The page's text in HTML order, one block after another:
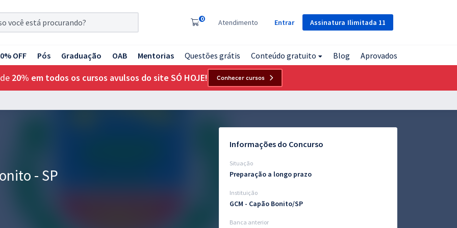
Assinatura Ilimitada 11
0 Atendimento Entrar
OFF Pós Graduação OAB Mentorias Questões grátis Conteúdo gratuito Blog Aprovados
20% em todos os cursos avulsos do site SÓ HOJE! Conhecer cursos
- SP
Informações do Concurso
Situação
Preparação a longo prazo
Instituição
GCM - Capão Bonito/SP
Banca anterior